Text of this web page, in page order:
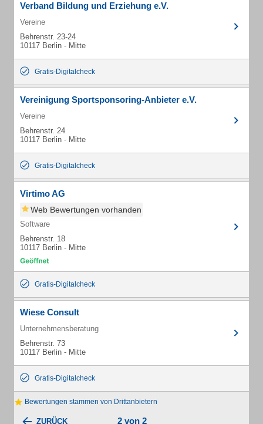
Verband Bildung und Erziehung e.V.
Vereine
Behrenstr. 23-24
10117 Berlin - Mitte
Gratis-Digitalcheck
Vereinigung Sportsponsoring-Anbieter e.V.
Vereine
Behrenstr. 24
10117 Berlin - Mitte
Gratis-Digitalcheck
Virtimo AG
Web Bewertungen vorhanden
Software
Behrenstr. 18
10117 Berlin - Mitte
Gratis-Digitalcheck
Wiese Consult
Unternehmensberatung
Behrenstr. 73
10117 Berlin - Mitte
Gratis-Digitalcheck
Bewertungen stammen von Drittanbietern
ZURÜCK 2 von 2